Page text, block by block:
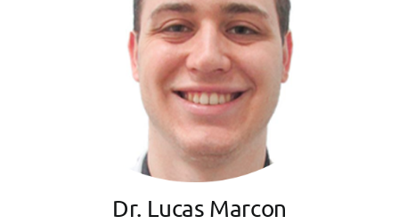
Dr. Lucas Marcon